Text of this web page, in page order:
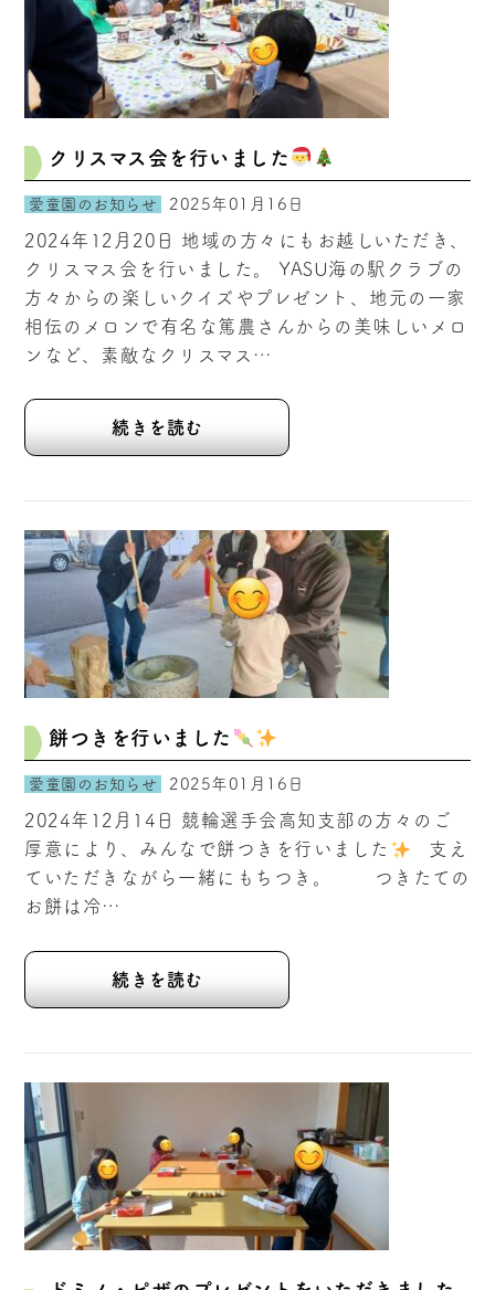
クリスマス会を行いました
愛童園のお知らせ 2025年01月16日
2024年12月20日 地域の方々にもお越しいただき、
クリスマス会を行いました。 YASU海の駅クラブの
方々からの楽しいクイズやプレゼント、地元の一家
相伝のメロンで有名な篤農さんからの美味しいメロ
ンなど、素敵なクリスマス…
続きを読む
餅つきを行いました
愛童園のお知らせ 2025年01月16日
2024年12月14日 競輪選手会高知支部の方々のご
厚意により、みんなで餅つきを行いました
支え
ていただきながら一緒にもちつき。 つきたての
お餅は冷…
続きを読む